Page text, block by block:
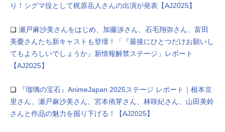
り！シグマ役として梶原岳人さんの出演が発表【AJ2025】
❏ 瀬戸麻沙美さんをはじめ、加藤渉さん、⽯⽑翔弥さん、富⽥
美憂さんたち新キャストも登壇！「『最後にひとつだけお願いし
てもよろしいでしょうか』新情報解禁ステージ」レポート
【AJ2025】
❏
『瑠璃の宝⽯』AnimeJapan 2025ステージ レポート｜根本京
⾥さん、瀬戸麻沙美さん、宮本侑芽さん、林咲紀さん、⼭⽥美鈴
さんと作品の魅力を掘り下げる！【AJ2025】